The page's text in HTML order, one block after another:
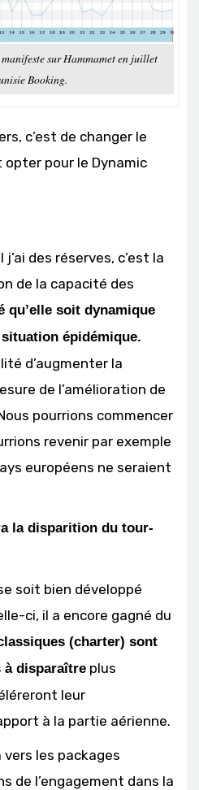
sur Hammamet en juillet
Booking.
c’est de changer le
pour le Dynamic
des réserves, c’est la
de la capacité des
qu’elle soit dynamique
épidémique.
d’augmenter la
de l’amélioration de
pourrions commencer
revenir par exemple
européens ne seraient
la disparition du tour-
soit bien développé
ci, il a encore gagné du
(charter) sont
à disparaître plus
leur
à la partie aérienne.
les packages
de l’engagement dans la